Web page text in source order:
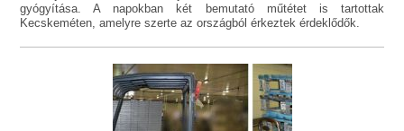
gyógyítása. A napokban két bemutató műtétet is tartottak
Kecskeméten, amelyre szerte az országból érkeztek érdeklődők.